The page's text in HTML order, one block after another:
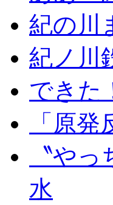
紀の川
紀ノ川
できた
「原
〝や
水